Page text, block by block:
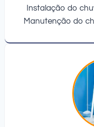
Instalação do
Manutenção do